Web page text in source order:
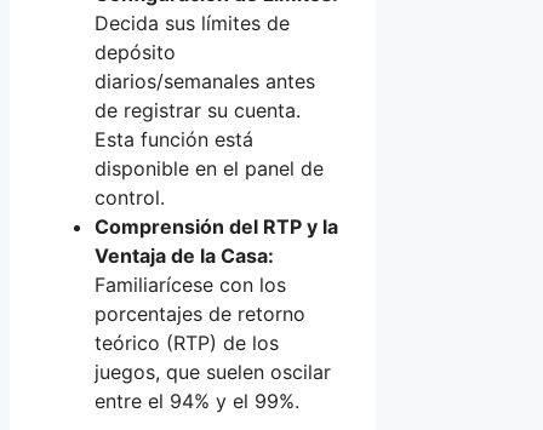
Decida sus límites de
depósito
diarios/semanales antes
de registrar su cuenta.
Esta función está
disponible en el panel de
control.
Comprensión del RTP y la
Ventaja de la Casa:
Familiarícese con los
porcentajes de retorno
teórico (RTP) de los
juegos, que suelen oscilar
entre el 94% y el 99%.